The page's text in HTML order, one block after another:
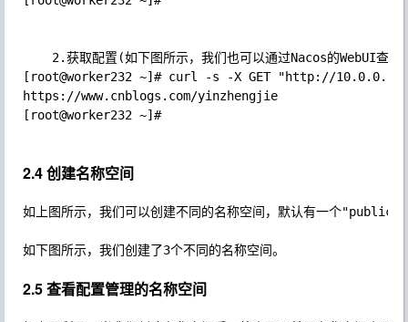
[root@worker232 ~]# curl -s -X GET "http://
https://www.cnblogs.com/yinzhengjie
[root@worker232 ~]#
2.4 创建名称空间
如上图所示，我们可以创建不同的名称空间，默认有一个"public"
2.5 查看配置管理的名称空间